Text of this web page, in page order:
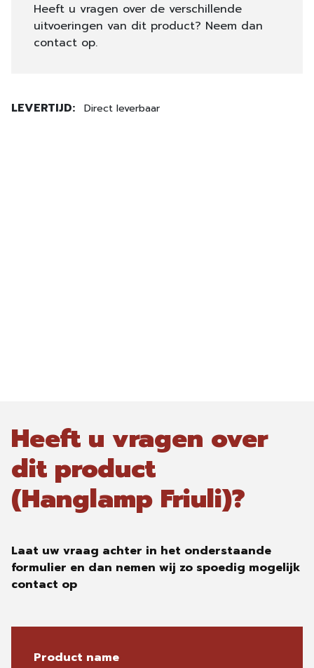
Heeft u vragen over de verschillende
uitvoeringen van dit product? Neem dan
contact op.
LEVERTIJD: Direct leverbaar
Heeft u vragen over
dit product
(Hanglamp Friuli)?
Laat uw vraag achter in het onderstaande
formulier en dan nemen wij zo spoedig mogelijk
contact op
Product name